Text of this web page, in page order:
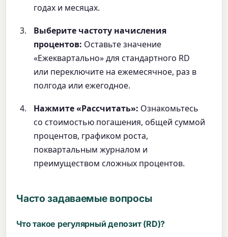
годах и месяцах.
Выберите частоту начисления
процентов: Оставьте значение
«Ежеквартально» для стандартного RD
или переключите на ежемесячное, раз в
полгода или ежегодное.
Нажмите «Рассчитать»: Ознакомьтесь
со стоимостью погашения, общей суммой
процентов, графиком роста,
поквартальным журналом и
преимуществом сложных процентов.
Часто задаваемые вопросы
Что такое регулярный депозит (RD)?